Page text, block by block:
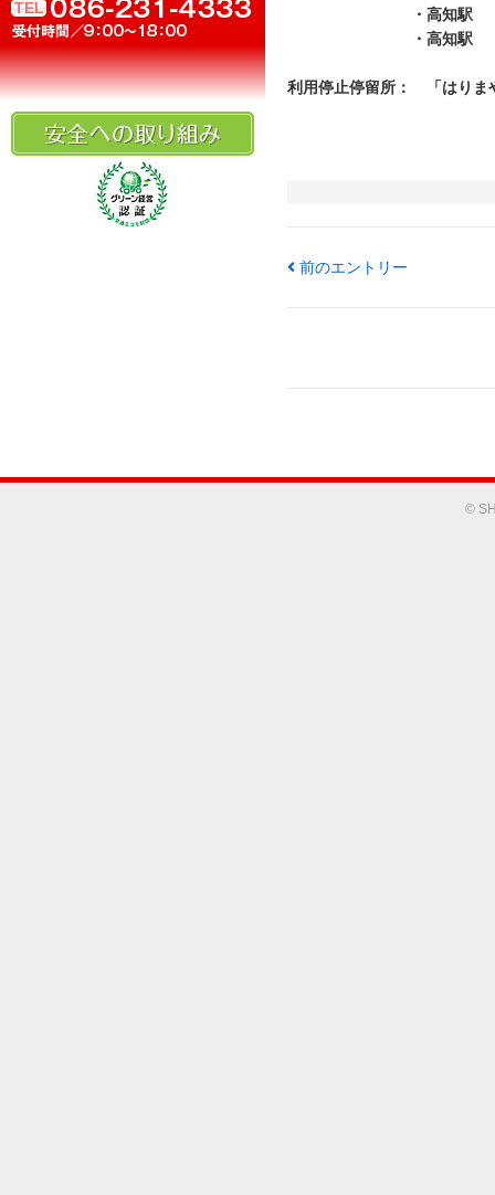
・高知駅 18：30
・高知駅 19：50
利用停止停留所： 「はりま
前のエントリー
©